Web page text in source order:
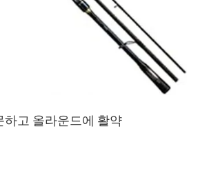
고 올라운드에 활약